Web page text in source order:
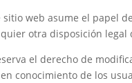
sitio web asume el papel
otra disposición
el derecho de
conocimiento de los